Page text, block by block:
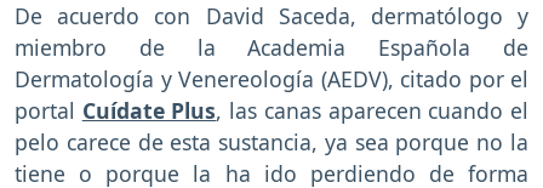
De acuerdo con David Saceda, dermatólogo y
miembro de la Academia Española de
Dermatología y Venereología (AEDV), citado por el
portal Cuídate Plus, las canas aparecen cuando el
pelo carece de esta sustancia, ya sea porque no la
tiene o porque la ha ido perdiendo de forma